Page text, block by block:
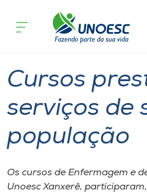
Cursos
Atendimento ao Estudante
Portal de Ensino
acontece
Cursos
serviços de
população
Os cursos de Enfermagem e
Unoesc Xanxerê,